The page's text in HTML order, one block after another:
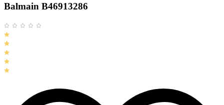
Balmain B46913286